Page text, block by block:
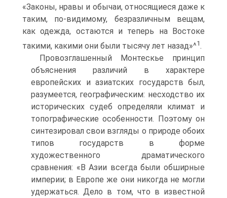
«Законы, нравы и обычаи, относящиеся даже к
та­ким, по-видимому, безразличным вещам,
как одежда, остаются и теперь на Востоке
такими, какими они были тысячу лет назад»^1.
Провозглашенный Монтескье принцип
объяснения различий в харак­тере
европейских и азиатских государств был,
разумеется, географиче­ским: несходство их
исторических судеб определяли климат и
топогра­фические особенности. Поэтому он
синтезировал свои взгляды о при­роде обоих
типов государств в форме
художественного драматического
сравнения: «В Азии всегда были обширные
империи; в Европе же они ни­когда не могли
удержаться. Дело в том, что в известной